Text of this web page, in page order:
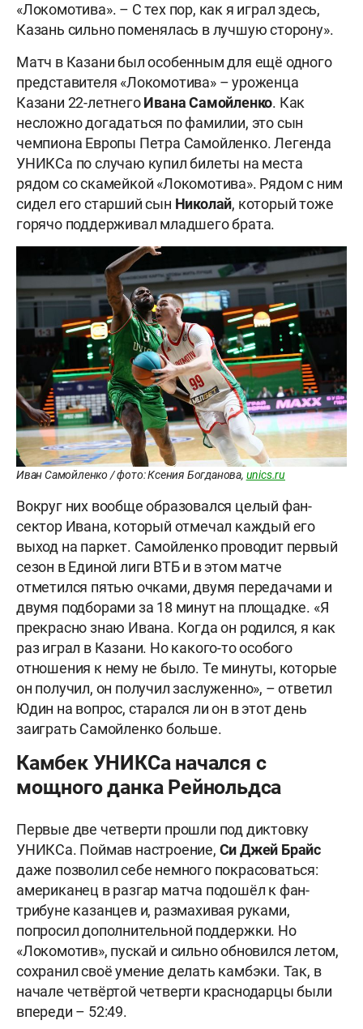
«Локомотива». – С тех пор, как я играл здесь,
Казань сильно поменялась в лучшую сторону».
Матч в Казани был особенным для ещё одного
представителя «Локомотива» – уроженца
Казани 22-летнегоИвана Самойленко. Как
несложно догадаться по фамилии, это сын
чемпиона Европы Петра Самойленко. Легенда
УНИКСа по случаю купил билеты на места
рядом со скамейкой «Локомотива». Рядом с ним
сидел его старший сын Николай, который тоже
горячо поддерживал младшего брата.
Иван Самойленко / фото: Ксения Богданова, unics.ru
Вокруг них вообще образовался целый фан-
сектор Ивана, который отмечал каждый его
выход на паркет. Самойленко проводит первый
сезон в Единой лиги ВТБ и в этом матче
отметился пятью очками, двумя передачами и
двумя подборами за 18 минут на площадке. «Я
прекрасно знаю Ивана. Когда он родился, я как
раз играл в Казани. Но какого-то особого
отношения к нему не было. Те минуты, которые
он получил, он получил заслуженно», – ответил
Юдин на вопрос, старался ли он в этот день
заиграть Самойленко больше.
Камбек УНИКСа начался с
мощного данка Рейнольдса
Первые две четверти прошли под диктовку
УНИКСа. Поймав настроение, Си Джей Брайс
даже позволил себе немного покрасоваться:
американец в разгар матча подошёл к фан-
трибуне казанцев и, размахивая руками,
попросил дополнительной поддержки. Но
«Локомотив», пускай и сильно обновился летом,
сохранил своё умение делать камбэки. Так, в
начале четвёртой четверти краснодарцы были
впереди – 52:49.